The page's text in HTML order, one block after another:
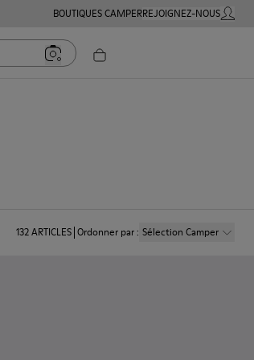
BOUTIQUES CAMPERREJOIGNEZ-NOUSMON
132ARTICLES Ordonner par: Sélection Camper